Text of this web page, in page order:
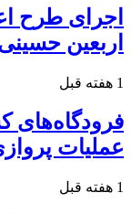
اجرای طرح
اربعین
1 هفته قبل
فرودگاه‌های
عملیات
1 هفته قبل